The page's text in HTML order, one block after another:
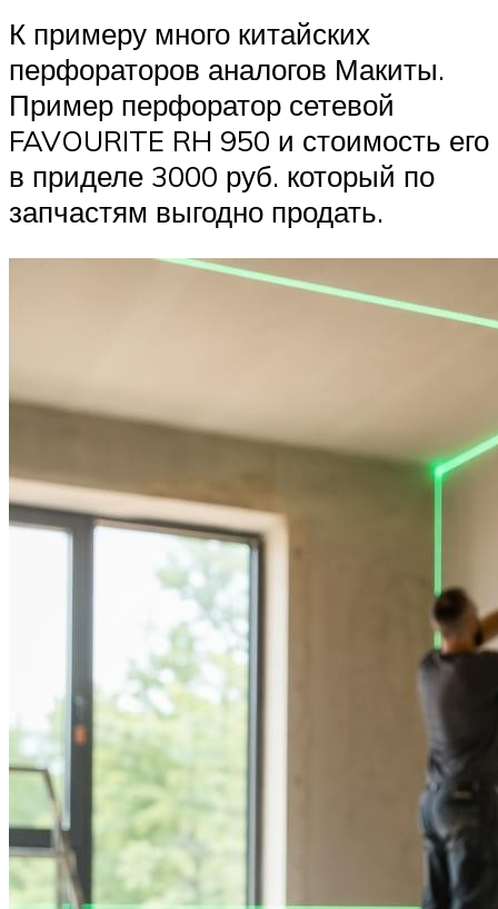
К примеру много китайских
перфораторов аналогов Макиты.
Пример перфоратор сетевой
FAVOURITE RH 950 и стоимость его
в приделе 3000 руб. который по
запчастям выгодно продать.